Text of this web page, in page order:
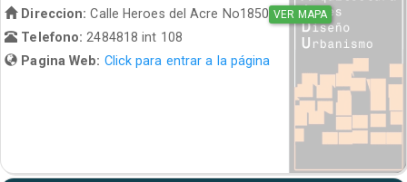
Direccion: Calle Heroes del Acre No1850 VER MAPA
Telefono: 2484818 int 108
Pagina Web: Click para entrar a la página